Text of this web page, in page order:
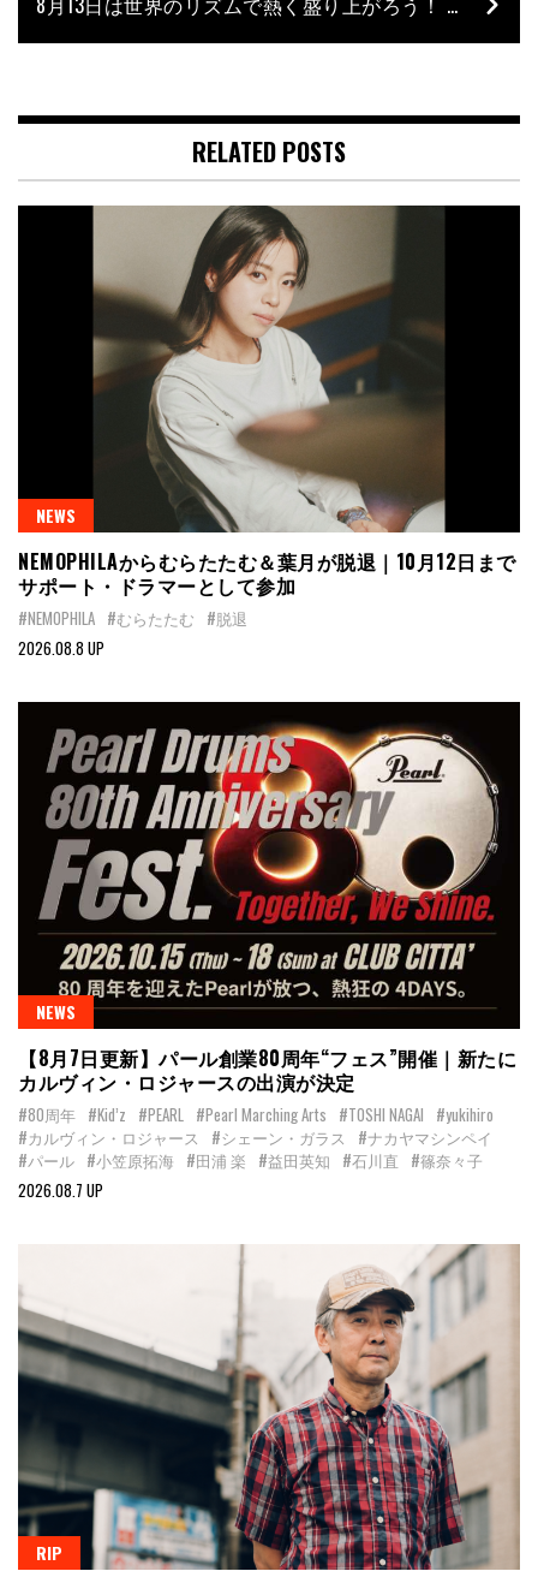
RELATED POSTS
NEWS
NEMOPHILAからむらたたむ＆葉月が脱退｜10月12日まで
サポート・ドラマーとして参加
#NEMOPHILA #むらたたむ #脱退
2026.08.8 UP
NEWS
【8月7日更新】パール創業80周年“フェス”開催｜新たに
カルヴィン・ロジャースの出演が決定
#80周年 #Kid’z #PEARL #Pearl Marching Arts #TOSHI NAGAI #yukihiro
#カルヴィン・ロジャース
#シェーン・ガラス
#ナカヤマシンペイ
#パール #小笠原拓海 #田浦 楽 #益田英知 #石川直 #篠奈々子
2026.08.7 UP
RIP